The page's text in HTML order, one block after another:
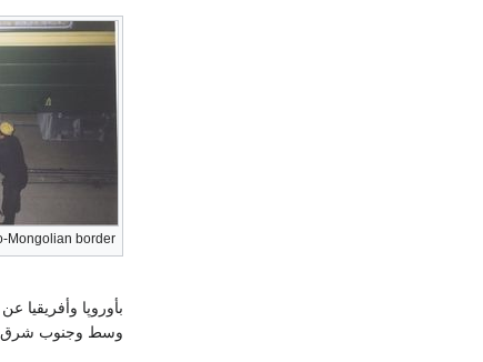
Mongolian border
بأوروپا وأفريقيا
وسط وجنوب شرق